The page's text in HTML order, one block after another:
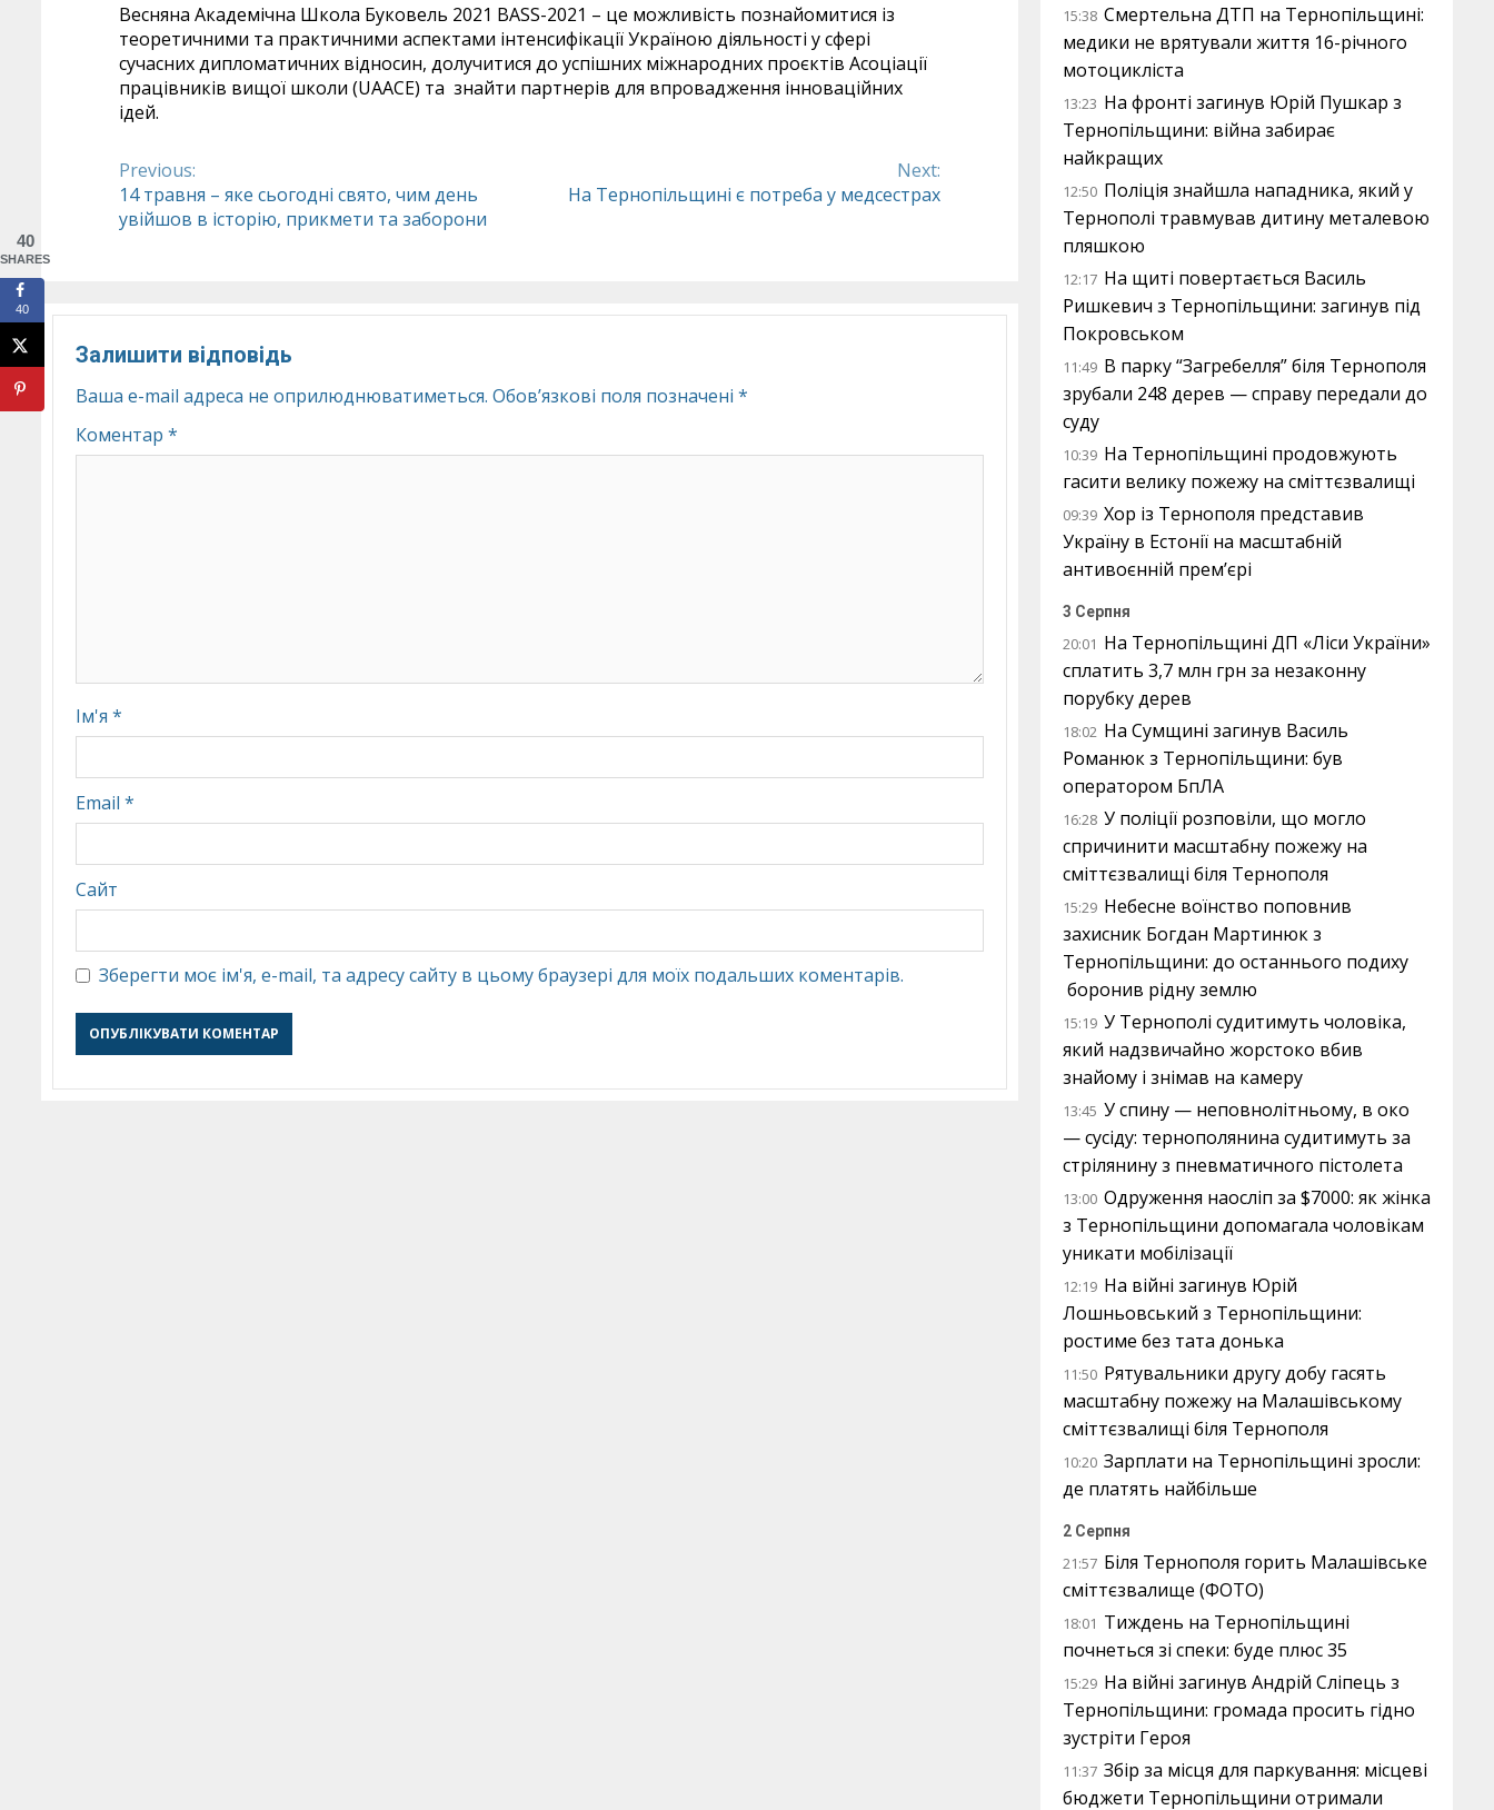
Весняна Академічна Школа Буковель 2021 BASS-2021 – це можливість познайомитися із
теоретичними та практичними аспектами інтенсифікації Україною діяльності у сфері
сучасних дипломатичних відносин, долучитися до успішних міжнародних проєктів Асоціації
працівників вищої школи (UAACE) та знайти партнерів для впровадження інноваційних
ідей.
Continue
Reading
Previous:
14 травня – яке сьогодні свято, чим день
увійшов в історію, прикмети та заборони
Next:
На Тернопільщині є потреба у медсестрах
Залишити відповідь
Ваша e-mail адреса не оприлюднюватиметься. Обов’язкові поля позначені *
Коментар *
Ім'я *
Email *
Сайт
Зберегти моє ім'я, e-mail, та адресу сайту в цьому браузері для моїх подальших коментарів.
15:38 Смертельна ДТП на Тернопільщині:
медики не врятували життя 16-річного
мотоцикліста
13:23 На фронті загинув Юрій Пушкар з
Тернопільщини: війна забирає
найкращих
12:50 Поліція знайшла нападника, який у
Тернополі травмував дитину металевою
пляшкою
12:17 На щиті повертається Василь
Ришкевич з Тернопільщини: загинув під
Покровськом
11:49 В парку “Загребелля” біля Тернополя
зрубали 248 дерев — справу передали до
суду
10:39 На Тернопільщині продовжують
гасити велику пожежу на сміттєзвалищі
09:39 Хор із Тернополя представив
Україну в Естонії на масштабній
антивоєнній прем’єрі
3 Серпня
20:01 На Тернопільщині ДП «Ліси України»
сплатить 3,7 млн грн за незаконну
порубку дерев
18:02 На Сумщині загинув Василь
Романюк з Тернопільщини: був
оператором БпЛА
16:28 У поліції розповіли, що могло
спричинити масштабну пожежу на
сміттєзвалищі біля Тернополя
15:29 Небесне воїнство поповнив
захисник Богдан Мартинюк з
Тернопільщини: до останнього подиху
боронив рідну землю
15:19 У Тернополі судитимуть чоловіка,
який надзвичайно жорстоко вбив
знайому і знімав на камеру
13:45 У спину — неповнолітньому, в око
— сусіду: тернополянина судитимуть за
стрілянину з пневматичного пістолета
13:00 Одруження наосліп за $7000: як жінка
з Тернопільщини допомагала чоловікам
уникати мобілізації
12:19 На війні загинув Юрій
Лошньовський з Тернопільщини:
ростиме без тата донька
11:50 Рятувальники другу добу гасять
масштабну пожежу на Малашівському
сміттєзвалищі біля Тернополя
10:20 Зарплати на Тернопільщині зросли:
де платять найбільше
2 Серпня
21:57 Біля Тернополя горить Малашівське
сміттєзвалище (ФОТО)
18:01 Тиждень на Тернопільщині
почнеться зі спеки: буде плюс 35
15:29 На війні загинув Андрій Сліпець з
Тернопільщини: громада просить гідно
зустріти Героя
11:37 Збір за місця для паркування: місцеві
бюджети Тернопільщини отримали
40
SHARES
40